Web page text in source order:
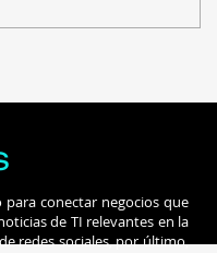
conectar negocios que
de TI relevantes en la
redes sociales, por último,